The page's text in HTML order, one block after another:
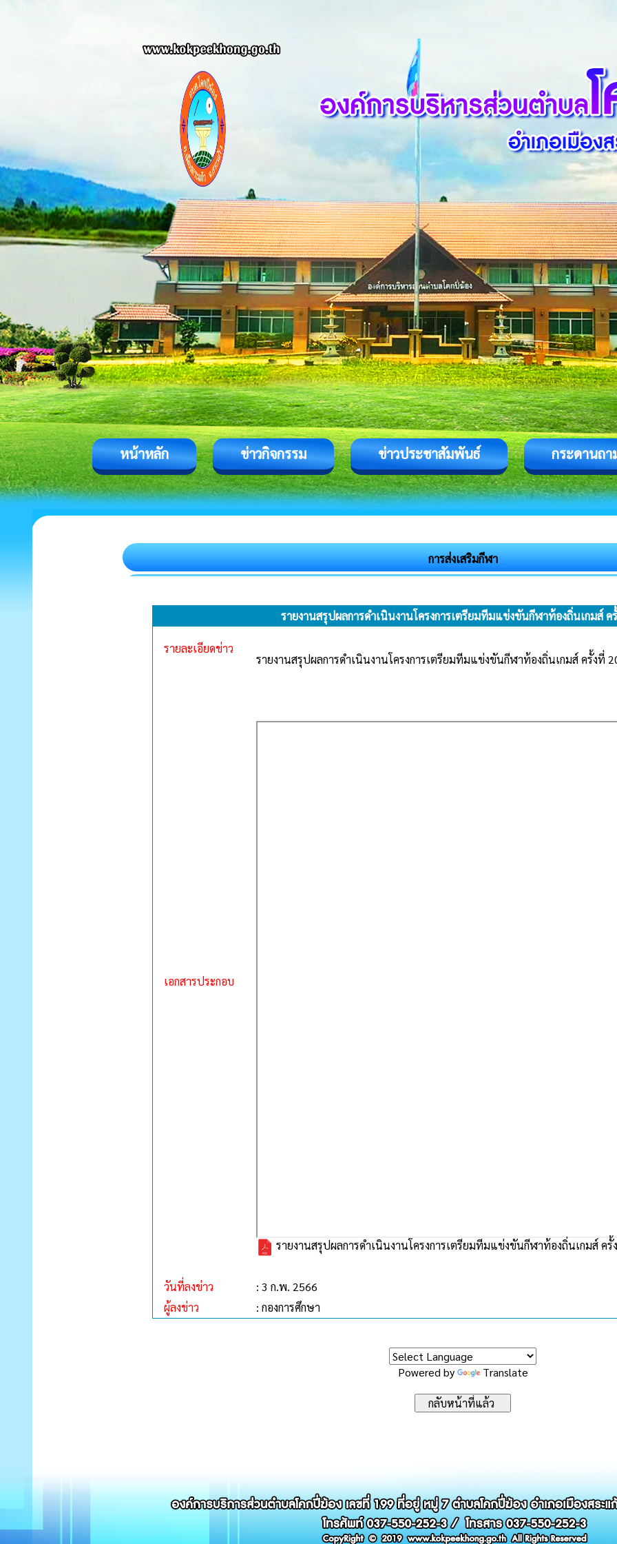
หน้าหลัก ข่าวกิจกรรม ข่าวประชาสัมพันธ์ กระดานถ
การส่งเสริมกีฬา
รายงานสรุปผลการดำเนินงานโครงการเตรียมทีมแข่งขันกีฬาท้องถิ่นเกมส์ ค
รายละเอียดข่าว
รายงานสรุปผลการดำเนินงานโครงการเตรียมทีมแข่งขันกีฬาท้องถิ่นเกมส์ ครั้งที่
เอกสารประกอบ
รายงานสรุปผลการดำเนินงานโครงการเตรียมทีมแข่งขันกีฬาท้องถิ่นเกมส์ ครั้
วันที่ลงข่าว
: 3 ก.พ. 2566
ผู้ลงข่าว
: กองการศึกษา
Powered by Translate